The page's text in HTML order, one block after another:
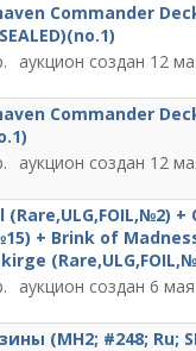
Commander
12
Commander
12
(Rare,ULG,FOIL,№2)
+ Brink of
6
(MH2; #248; Ru;